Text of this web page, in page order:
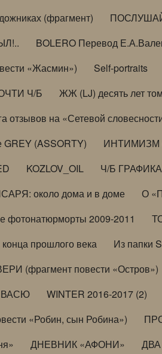
(фрагмент)
BOLERO Перевод
«Жасмин») Self-portraits
Ч/Б ЖЖ (LJ) десять лет
отзывов на «Сетевой
GREY (ASSORTY) ИНТИМИЗМ
KOZLOV_OIL Ч/Б ГРАФИКА
около дома и в доме О
фотонатюрморты 2009-2011
прошлого века Из папки
(фрагмент повести «Остров»)
ВАСЮ WINTER 2016-2017 (2)
«Робин, сын Робина»)
ДНЕВНИК «АФОНИ»